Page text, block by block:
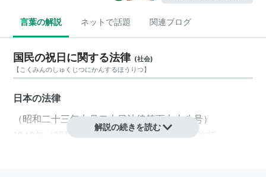
言葉の解説 ネットで話題 関連ブログ
国民の祝日に関する法律 (社会)
【こくみんのしゅくじつにかんするほうりつ】
日本の法律
（昭和二十三年七月二十日法律第百七十八号）
昭和23年）7月20日に公布・即日施行。
解説の続きを読む